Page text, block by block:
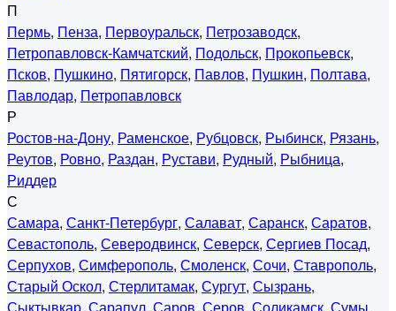
П
Пермь, Пенза, Первоуральск, Петрозаводск,
Петропавловск-Камчатский, Подольск, Прокопьевск,
Псков, Пушкино, Пятигорск, Павлов, Пушкин, Полтава,
Павлодар, Петропавловск
Р
Ростов-на-Дону, Раменское, Рубцовск, Рыбинск, Рязань,
Реутов, Ровно, Раздан, Рустави, Рудный, Рыбница,
Риддер
С
Самара, Санкт-Петербург, Салават, Саранск, Саратов,
Севастополь, Северодвинск, Северск, Сергиев Посад,
Серпухов, Симферополь, Смоленск, Сочи, Ставрополь,
Старый Оскол, Стерлитамак, Сургут, Сызрань,